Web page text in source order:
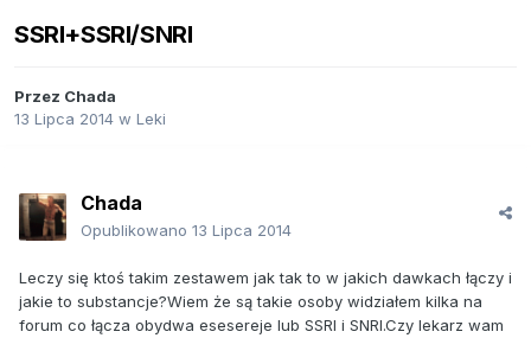
SSRI+SSRI/SNRI
Przez Chada
13 Lipca 2014 w Leki
Chada
Opublikowano 13 Lipca 2014
Leczy się ktoś takim zestawem jak tak to w jakich dawkach łączy i
jakie to substancje?Wiem że są takie osoby widziałem kilka na
forum co łącza obydwa esesereje lub SSRI i SNRI.Czy lekarz wam